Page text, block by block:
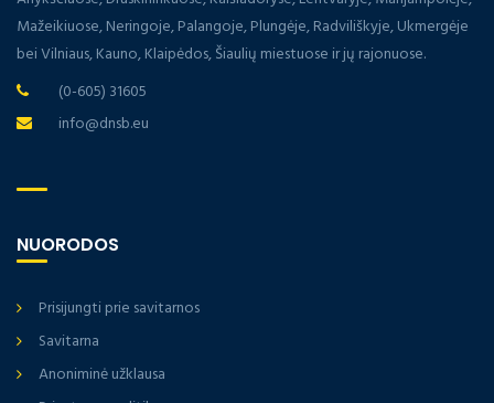
Mažeikiuose, Neringoje, Palangoje, Plungėje, Radviliškyje, Ukmergėje
bei Vilniaus, Kauno, Klaipėdos, Šiaulių miestuose ir jų rajonuose.
(0-605) 31605
info@dnsb.eu
NUORODOS
Prisijungti prie savitarnos
Savitarna
Anoniminė užklausa